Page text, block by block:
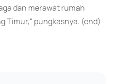
dan merawat rumah
Timur," pungkasnya. (end)